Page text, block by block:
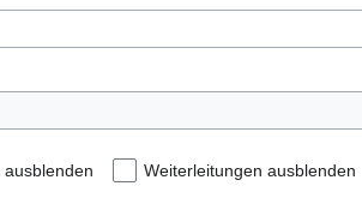
ausblenden Weiterleitungen ausblenden